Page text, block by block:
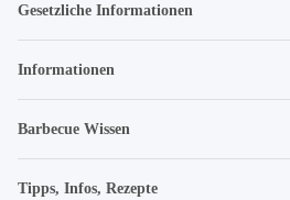
Gesetzliche Informationen
Informationen
Barbecue Wissen
Tipps, Infos, Rezepte